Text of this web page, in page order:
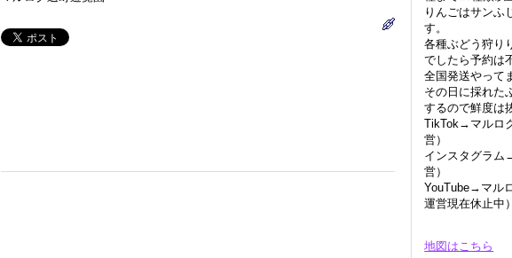
りんごはサンふ
す。
各種ぶどう狩り
でしたら予約は
全国発送やって
その日に採れた
するので鮮度は
TikTok→マルロ
営）
インスタグラム
営）
YouTube→マル
運営現在休止中
地図はこちら